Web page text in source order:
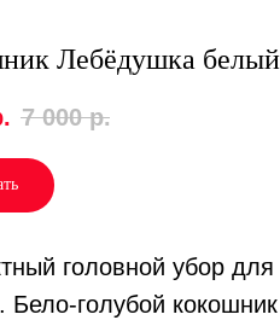
Лебёдушка белый
7 000 р.
головной убор для
Бело-голубой